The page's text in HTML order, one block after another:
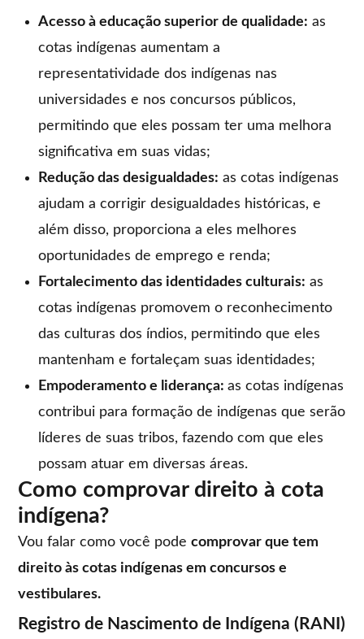
Acesso à educação superior de qualidade: as
cotas indígenas aumentam a
representatividade dos indígenas nas
universidades e nos concursos públicos,
permitindo que eles possam ter uma melhora
significativa em suas vidas;
Redução das desigualdades: as cotas indígenas
ajudam a corrigir desigualdades históricas, e
além disso, proporciona a eles melhores
oportunidades de emprego e renda;
Fortalecimento das identidades culturais: as
cotas indígenas promovem o reconhecimento
das culturas dos índios, permitindo que eles
mantenham e fortaleçam suas identidades;
Empoderamento e liderança:as cotas indígenas
contribui para formação de indígenas que serão
líderes de suas tribos, fazendo com que eles
possam atuar em diversas áreas.
Como comprovar direito à cota
indígena?
Vou falar como você podecomprovar que tem
direito às cotas indígenas em concursos e
vestibulares.
Registro de Nascimento de Indígena (RANI)